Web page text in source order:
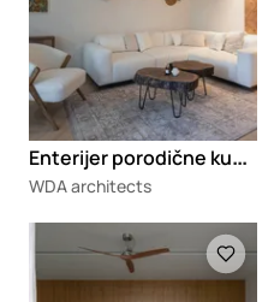
E
nterijer porodične kuće Lapis
WDA architects